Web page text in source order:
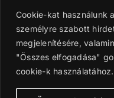
Cookie-kat használunk
személyre szabott
megjelenítésére,
"Összes elfogadása"
cookie-k használatához.
Szerzői jog